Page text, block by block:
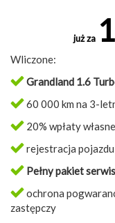
już za
Wliczone:
Grandland 1.6
60 000 km na 3-
20% wpłaty
rejestracja pojazdu
Pełny pakiet
ochrona
zastępczy